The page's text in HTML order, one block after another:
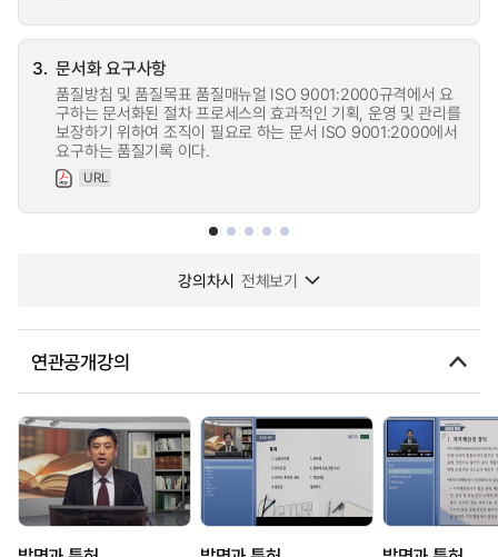
3. 문서화 요구사항
품질방침 및 품질목표 품질매뉴얼 ISO 9001:2000규격에서 요
구하는 문서화된 절차 프로세스의 효과적인 기획, 운영 및 관리를
보장하기 위하여 조직이 필요로 하는 문서 ISO 9001:2000에서
요구하는 품질기록 이다.
URL
강의차시 전체보기
연관공개강의